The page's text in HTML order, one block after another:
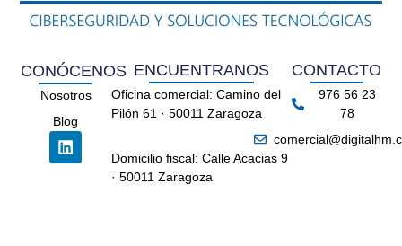
CONÓCENOS
Nosotros
Blog
ENCUENTRANOS
Oficina comercial: Camino del
Pilón 61 · 50011 Zaragoza
Domicilio fiscal: Calle Acacias 9
· 50011 Zaragoza
CONTACTO
976 56 23
78